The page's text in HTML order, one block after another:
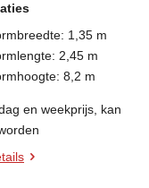
1,35 m
2,45 m
8,2 m
en weekprijs, kan